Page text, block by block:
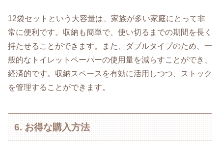
12袋セットという大容量は、家族が多い家庭にとって非
常に便利です。収納も簡単で、使い切るまでの期間を長く
持たせることができます。また、ダブルタイプのため、一
般的なトイレットペーパーの使用量を減らすことができ、
経済的です。収納スペースを有効に活用しつつ、ストック
を管理することができます。
6. お得な購入方法